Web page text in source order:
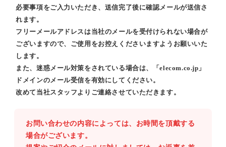
必要事項をご入力いただき、送信完了後に確認メールが送信さ
れます。
フリーメールアドレスは当社のメールを受付けられない場合が
ございますので、ご使用をお控えくださいますようお願いいた
します。
また、迷惑メール対策をされている場合は、「elecom.co.jp」
ドメインのメール受信を有効にしてください。
改めて当社スタッフよりご連絡させていただきます。
お問い合わせの内容によっては、お時間を頂戴する
場合がございます。